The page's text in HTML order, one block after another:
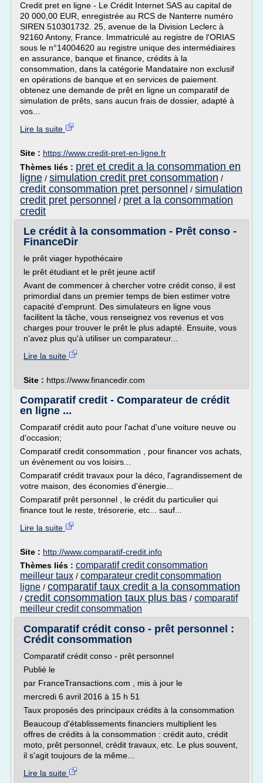
Credit pret en ligne - Le Crédit Internet SAS au capital de
20 000,00 EUR, enregistrée au RCS de Nanterre numéro
SIREN 510301732. 25, avenue de la Division Leclerc à
92160 Antony, France. Immatriculé au registre de l'ORIAS
sous le n°14004620 au registre unique des intermédiaires
en assurance, banque et finance, crédits à la
consommation, dans la catégorie Mandataire non exclusif
en opérations de banque et en services de paiement.
obtenez une demande de prêt en ligne un comparatif de
simulation de prêts, sans aucun frais de dossier, adapté à
vos...
Lire la suite
Site : https://www.credit-pret-en-ligne.fr
Thèmes liés : pret et credit a la consommation en
ligne / simulation credit pret consommation /
credit consommation pret personnel / simulation
credit pret personnel / pret a la consommation
credit
Le crédit à la consommation - Prêt conso -
FinanceDir
le prêt viager hypothécaire
le prêt étudiant et le prêt jeune actif
Avant de commencer à chercher votre crédit conso, il est
primordial dans un premier temps de bien estimer votre
capacité d'emprunt. Des simulateurs en ligne vous
facilitent la tâche, vous renseignez vos revenus et vos
charges pour trouver le prêt le plus adapté. Ensuite, vous
n'avez plus qu'à utiliser un comparateur...
Lire la suite
Site : https://www.financedir.com
Comparatif credit - Comparateur de crédit
en ligne ...
Comparatif crédit auto pour l'achat d'une voiture neuve ou
d'occasion;
Comparatif credit consommation , pour financer vos achats,
un évènement ou vos loisirs...
Comparatif crédit travaux pour la déco, l'agrandissement de
votre maison, des économies d'énergie...
Comparatif prêt personnel , le crédit du particulier qui
finance tout le reste, trésorerie, etc... sauf...
Lire la suite
Site : http://www.comparatif-credit.info
Thèmes liés : comparatif credit consommation
meilleur taux / comparateur credit consommation
ligne / comparatif taux credit a la consommation
/ credit consommation taux plus bas / comparatif
meilleur credit consommation
Comparatif crédit conso - prêt personnel :
Crédit consommation
Comparatif crédit conso - prêt personnel
Publié le
par FranceTransactions.com , mis à jour le
mercredi 6 avril 2016 à 15 h 51
Taux proposés des principaux crédits à la consommation
Beaucoup d'établissements financiers multiplient les
offres de crédits à la consommation : crédit auto, crédit
moto, prêt personnel, crédit travaux, etc. Le plus souvent,
il s'agit toujours de la même...
Lire la suite